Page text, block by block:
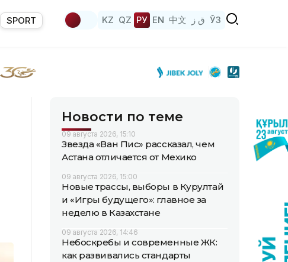
SPORT KZ QZ РУ EN 中文 ق ز ЎЗ
Новости по теме
09 августа 2026, 15:10
Звезда «Ван Пис» рассказал, чем
Астана отличается от Мехико
09 августа 2026, 15:00
Новые трассы, выборы в Курултай
и «Игры будущего»: главное за
неделю в Казахстане
09 августа 2026, 14:46
Небоскребы и современные ЖК:
как развивались стандарты